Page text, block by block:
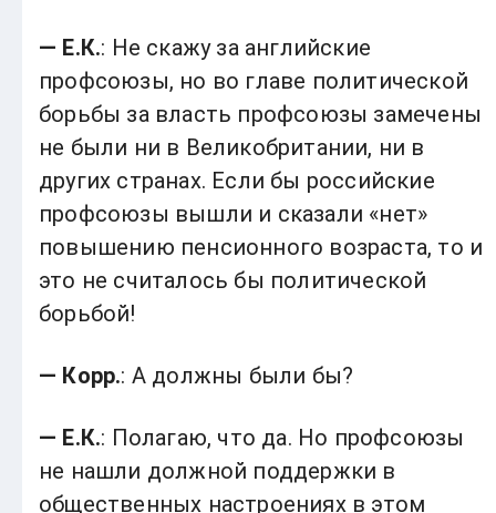
— Е.К.: Не скажу за английские
профсоюзы, но во главе политической
борьбы за власть профсоюзы замечены
не были ни в Великобритании, ни в
других странах. Если бы российские
профсоюзы вышли и сказали «нет»
повышению пенсионного возраста, то и
это не считалось бы политической
борьбой!
— Корр.: А должны были бы?
— Е.К.: Полагаю, что да. Но профсоюзы
не нашли должной поддержки в
общественных настроениях в этом